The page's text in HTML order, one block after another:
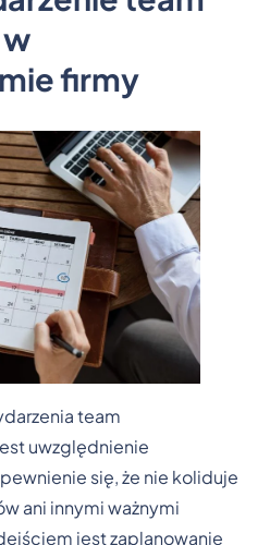
firmy
team
uwzględnienie
się, że nie koliduje
ani innymi ważnymi
jest zaplanowanie